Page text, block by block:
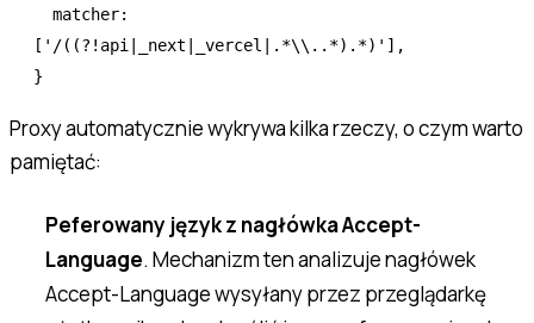
  matcher
:
[ '/((?!api|_next|_vercel|.*\\..*).*)' ] ,
}
Proxy automatycznie wykrywa kilka rzeczy, o czym warto
pamiętać:
Peferowany język z nagłówka Accept-
Language. Mechanizm ten analizuje nagłówek
Accept-Language wysyłany przez przeglądarkę